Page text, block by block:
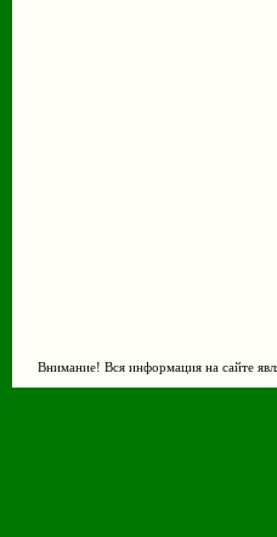
Внимание! Вся информация на сайте